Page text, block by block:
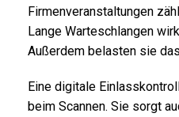
Firmenveranstaltungen
Lange Warteschlangen
Außerdem belasten sie
Eine digitale
beim Scannen. Sie sorgt